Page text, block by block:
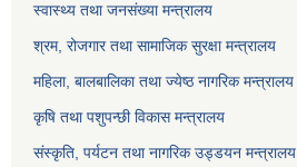
स्वास्थ्य तथा जनसंख्या मन्त्रालय
श्रम, रोजगार तथा सामाजिक सुरक्षा मन्त्रालय
महिला, बालबालिका तथा ज्येष्ठ नागरिक मन्त्रालय
कृषि तथा पशुपन्छी विकास मन्त्रालय
संस्कृति, पर्यटन तथा नागरिक उड्डयन मन्त्रालय